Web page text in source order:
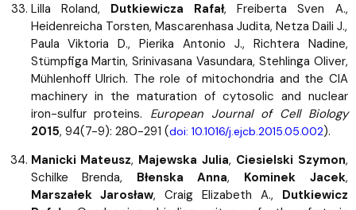
Lilla Roland, Dutkiewicza Rafał, Freiberta Sven A.,
Heidenreicha Torsten, Mascarenhasa Judita, Netza Daili J.,
Paula Viktoria D., Pierika Antonio J., Richtera Nadine,
Stümpfiga Martin, Srinivasana Vasundara, Stehlinga Oliver,
Mühlenhoff Ulrich. The role of mitochondria and the CIA
machinery in the maturation of cytosolic and nuclear
iron-sulfur proteins. European Journal of Cell Biology
2015, 94(7-9): 280-291 (doi: 10.1016/j.ejcb.2015.05.002).
Manicki Mateusz, Majewska Julia, Ciesielski Szymon,
Schilke Brenda, Błenska Anna, Kominek Jacek,
Marszałek Jarosław, Craig Elizabeth A., Dutkiewicz